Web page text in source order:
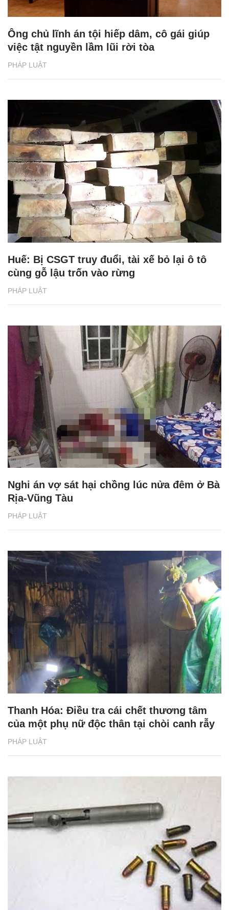
PHÁP LUẬT
Ông chủ lĩnh án tội hiếp dâm, cô gái giúp
việc tật nguyền lầm lũi rời tòa
PHÁP LUẬT
Huế: Bị CSGT truy đuổi, tài xế bỏ lại ô tô
cùng gỗ lậu trốn vào rừng
PHÁP LUẬT
Nghi án vợ sát hại chồng lúc nửa đêm ở Bà
Rịa-Vũng Tàu
PHÁP LUẬT
Thanh Hóa: Điều tra cái chết thương tâm
của một phụ nữ độc thân tại chòi canh rẫy